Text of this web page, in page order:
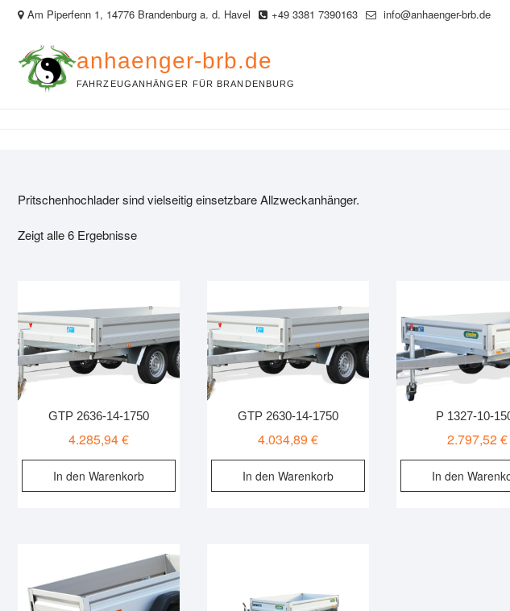
Skip
content
Am Piperfenn 1, 14776 Brandenburg a. d. Havel +49 3381 7390163 info@anhaenger-brb.de
anhaenger-brb.de
FAHRZEUGANHÄNGER FÜR BRANDENBURG
Pritschenhochlader sind vielseitig einsetzbare Allzweckanhänger.
Zeigt alle 6 Ergebnisse
GTP 2636-14-1750
4.285,94€
In den Warenkorb
GTP 2630-14-1750
4.034,89€
In den Warenkorb
P 1327-10-
2.797,52€
In den